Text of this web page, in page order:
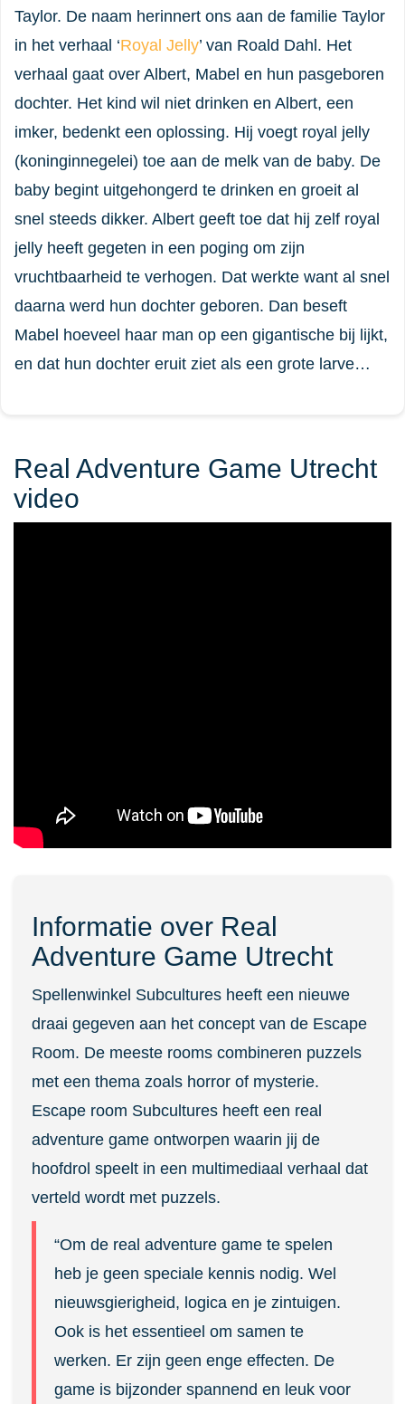
Taylor. De naam herinnert ons aan de familie Taylor
in het verhaal ‘Royal Jelly’ van Roald Dahl. Het
verhaal gaat over Albert, Mabel en hun pasgeboren
dochter. Het kind wil niet drinken en Albert, een
imker, bedenkt een oplossing. Hij voegt royal jelly
(koninginnegelei) toe aan de melk van de baby. De
baby begint uitgehongerd te drinken en groeit al
snel steeds dikker. Albert geeft toe dat hij zelf royal
jelly heeft gegeten in een poging om zijn
vruchtbaarheid te verhogen. Dat werkte want al snel
daarna werd hun dochter geboren. Dan beseft
Mabel hoeveel haar man op een gigantische bij lijkt,
en dat hun dochter eruit ziet als een grote larve…
Real Adventure Game Utrecht
video
Informatie over Real
Adventure Game Utrecht
Spellenwinkel Subcultures heeft een nieuwe
draai gegeven aan het concept van de Escape
Room. De meeste rooms combineren puzzels
met een thema zoals horror of mysterie.
Escape room Subcultures heeft een real
adventure game ontworpen waarin jij de
hoofdrol speelt in een multimediaal verhaal dat
verteld wordt met puzzels.
“Om de real adventure game te spelen
heb je geen speciale kennis nodig. Wel
nieuwsgierigheid, logica en je zintuigen.
Ook is het essentieel om samen te
werken. Er zijn geen enge effecten. De
game is bijzonder spannend en leuk voor